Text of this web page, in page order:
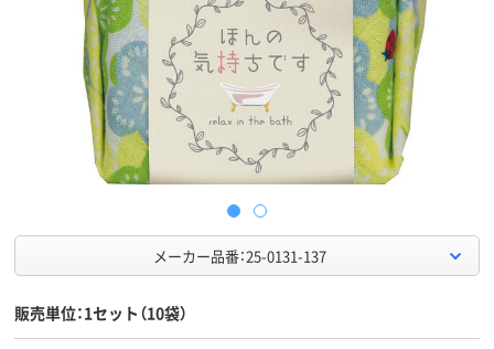
メーカー品番：25-0131-137
販売単位：1セット（10袋）